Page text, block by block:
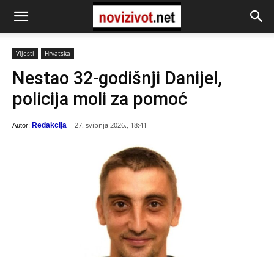
Vijesti Hrvatska
Nestao 32-godišnji Danijel,
policija moli za pomoć
Autor: Redakcija 27. svibnja 2026., 18:41